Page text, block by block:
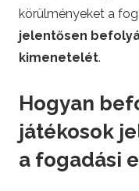
körülményeket a
jelentősen
kimenetelét.
Hogyan
játékosok
a fogadási